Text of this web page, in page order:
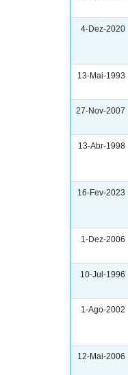
4-Dez-2020
13-Mai-1993
27-Nov-2007
13-Abr-1998
16-Fev-2023
1-Dez-2006
10-Jul-1996
1-Ago-2002
12-Mai-2006